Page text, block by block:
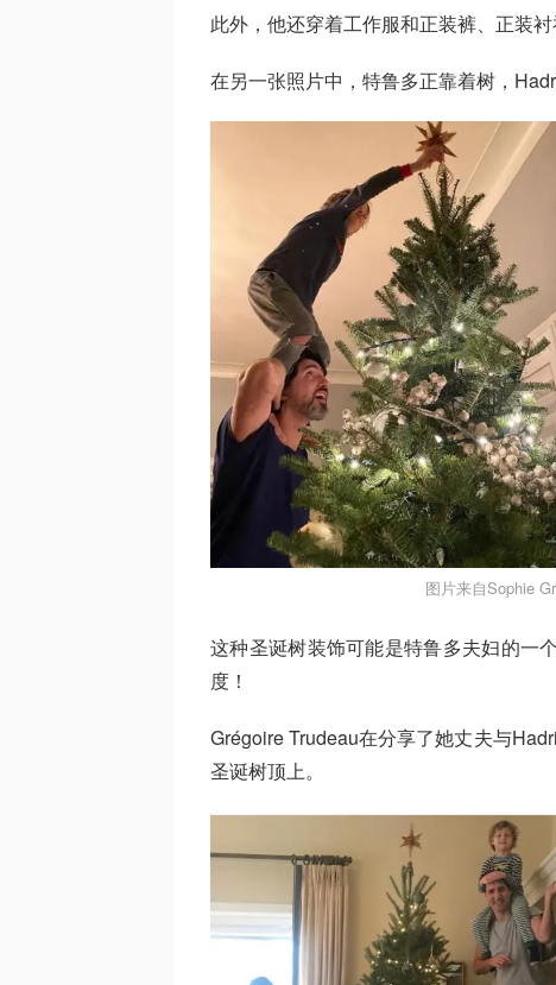
此外，他还穿着工作服和正装裤、正装
在另一张照片中，特鲁多正靠着树，
图片来自Sophie
这种圣诞树装饰可能是特鲁多夫妇的一
度！
Grégoire Trudeau在分享了她丈夫与
圣诞树顶上。